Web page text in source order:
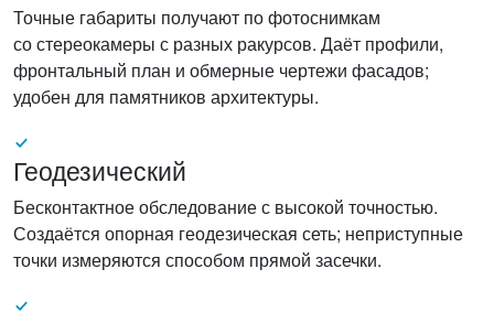
Точные габариты получают по фотоснимкам
со стереокамеры с разных ракурсов. Даёт профили,
фронтальный план и обмерные чертежи фасадов;
удобен для памятников архитектуры.
Геодезический
Бесконтактное обследование с высокой точностью.
Создаётся опорная геодезическая сеть; неприступные
точки измеряются способом прямой засечки.